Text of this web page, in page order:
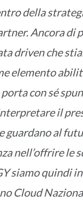
della
Ancora di
driven che
elemento
con sé
il
guardano al
nell’offrire le
siamo quindi
Cloud